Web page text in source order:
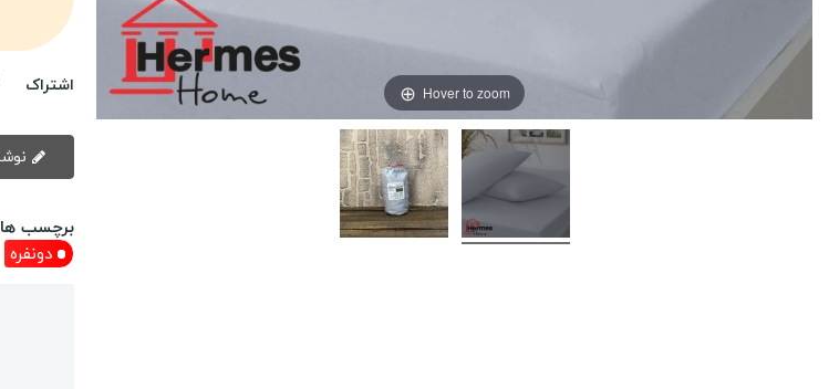
Hover to zoom اشتراک
برچسب ها
دونفره